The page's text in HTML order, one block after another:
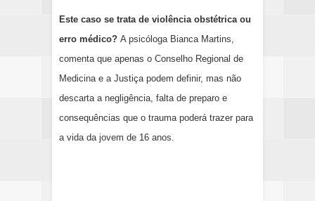
Este caso se trata de violência obstétrica ou
erro médico? A psicóloga Bianca Martins,
comenta que apenas o Conselho Regional de
Medicina e a Justiça podem definir, mas não
descarta a negligência, falta de preparo e
consequências que o trauma poderá trazer para
a vida da jovem de 16 anos.